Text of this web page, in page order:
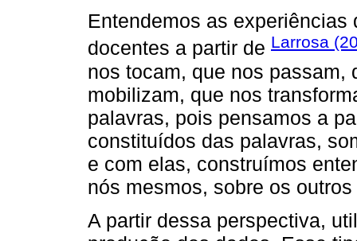
Entendemos as
docentes a partir de Larrosa
nos tocam, que nos passam,
mobilizam, que nos
palavras, pois pensamos a
constituídos das palavras,
e com elas, construímos
nós mesmos, sobre os
A partir dessa perspectiva,